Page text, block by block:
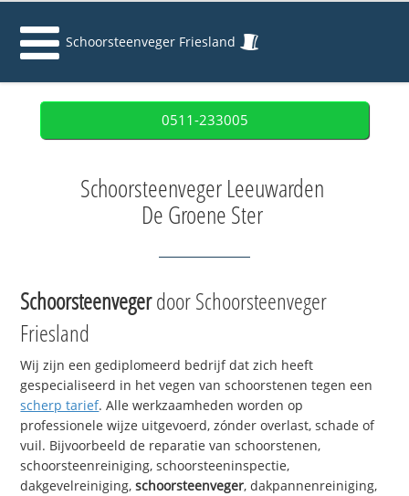
Schoorsteenveger Friesland
0511-233005
Schoorsteenveger Leeuwarden
De Groene Ster
Schoorsteenvegerdoor Schoorsteenveger
Friesland
Wij zijn een gediplomeerd bedrijf dat zich heeft
gespecialiseerd in het vegen van schoorstenen tegen een
scherp tarief. Alle werkzaamheden worden op
professionele wijze uitgevoerd, zónder overlast, schade of
vuil. Bijvoorbeeld de reparatie van schoorstenen,
schoorsteenreiniging, schoorsteeninspectie,
dakgevelreiniging,schoorsteenveger, dakpannenreiniging,